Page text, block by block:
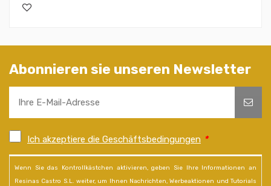
Abonnieren sie unseren Newsletter
Ich akzeptiere die Geschäftsbedingungen *
Wenn Sie das Kontrollkästchen aktivieren, geben Sie Ihre Informationen an
Resinas Castro S.L. weiter, um Ihnen Nachrichten, Werbeaktionen und Tutorials